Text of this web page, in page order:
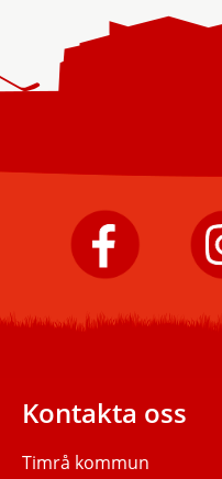
Timrå
kommun
Facebook.
Kontakta oss
Timrå kommun